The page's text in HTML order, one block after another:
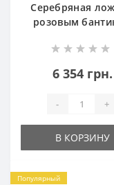
Серебряная
розовым
6 354 грн.
- +
В КОРЗИНУ
Популярный